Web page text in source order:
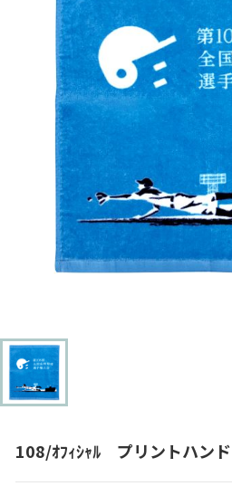
108/ｵﾌｨｼｬﾙ プリントハン